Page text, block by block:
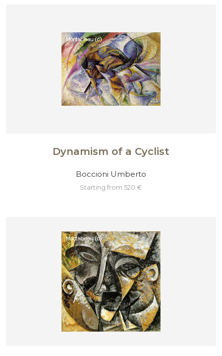
Dynamism of a Cyclist
Boccioni Umberto
starting from 520 €